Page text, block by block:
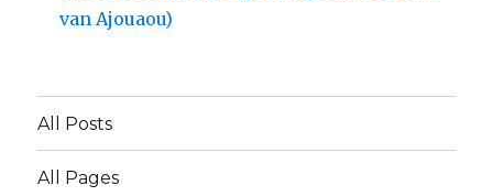
van Ajouaou)
All Posts
All Pages